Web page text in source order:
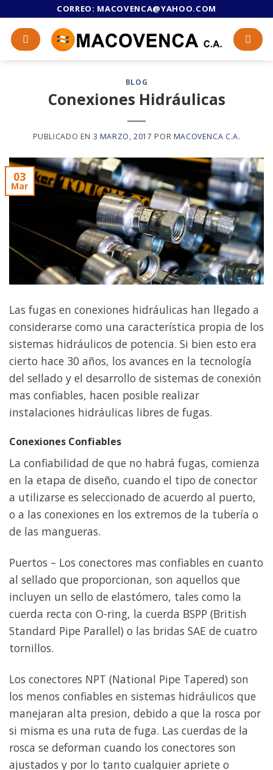
content
CORREO: MACOVENCA@YAHOO.COM
BLOG
Conexiones Hidráulicas
PUBLICADO EN 3 MARZO, 2017 POR MACOVENCA C.A.
03
Mar
Las fugas en conexiones hidráulicas han llegado a
considerarse como una característica propia de los
sistemas hidráulicos de potencia. Si bien esto era
cierto hace 30 años, los avances en la tecnología
del sellado y el desarrollo de sistemas de conexión
mas confiables, hacen posible realizar
instalaciones hidráulicas libres de fugas.
Conexiones Confiables
La confiabilidad de que no habrá fugas, comienza
en la etapa de diseño, cuando el tipo de conector
a utilizarse es seleccionado de acuerdo al puerto,
o a las conexiones en los extremos de la tubería o
de las mangueras.
Puertos – Los conectores mas confiables en cuanto
al sellado que proporcionan, son aquellos que
incluyen un sello de elastómero, tales como la
cuerda recta con O-ring, la cuerda BSPP (British
Standard Pipe Parallel) o las bridas SAE de cuatro
tornillos.
Los conectores NPT (National Pipe Tapered) son
los menos confiables en sistemas hidráulicos que
manejaran alta presion, debido a que la rosca por
si misma es una ruta de fuga. Las cuerdas de la
rosca se deforman cuando los conectores son
ajustados y por lo tanto cualquier apriete o